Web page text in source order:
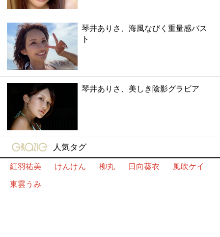
琴井ありさ、海風なびく重量感バス
ト
琴井ありさ、美しき陰影グラビア
gravure-grazie
人気タグ
紅羽祐美
けんけん 柳丸 日向葵衣
風吹ケイ
東雲うみ